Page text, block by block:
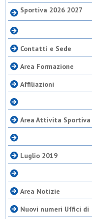
Sportiva 2026 2027
Contatti e Sede
Area Formazione
Affiliazioni
Area Attivita Sportiva
Luglio 2019
Area Notizie
Nuovi numeri Uffici di